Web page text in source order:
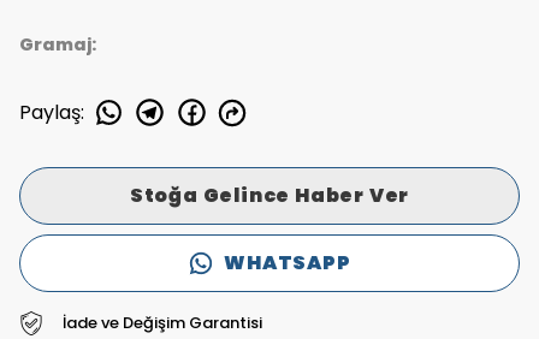
Gramaj:
Paylaş:
Stoğa Gelince Haber Ver
WHATSAPP
İade ve Değişim Garantisi